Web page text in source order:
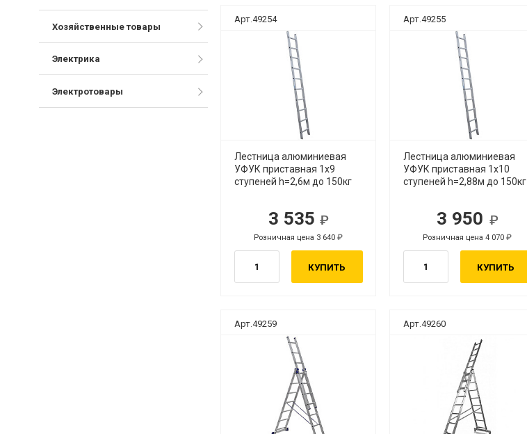
Арт.49254
Лестница алюминиевая
УФУК приставная 1х9
ступеней h=2,6м до 150кг
3 535
Розничная цена 3 640
КУПИТЬ
Арт.49255
Лестница алюминиевая
УФУК приставная 1х10
ступеней h=2,88м до 150кг
3 950
Розничная цена 4 070
КУПИТЬ
руб.
руб.
руб.
руб.
Арт.49259 Арт.49260
Хозяйственные товары
Электрика
Электротовары